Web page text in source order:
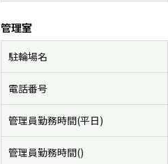
管理室
駐輪場名
電話番号
管理員勤務時間(平日)
管理員勤務時間()